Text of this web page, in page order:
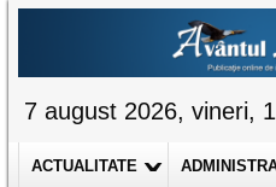
7 august 2026, vineri,
ACTUALITATE